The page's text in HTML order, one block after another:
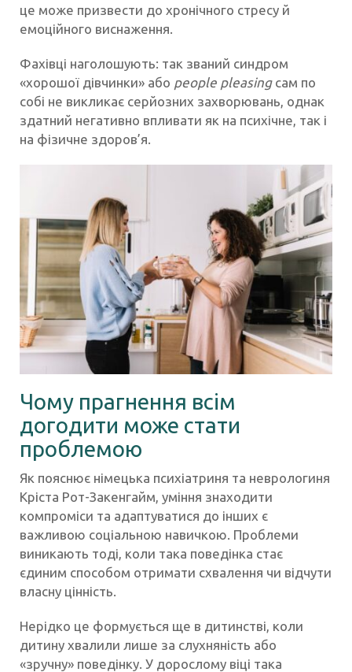
це може призвести до хронічного стресу й
емоційного виснаження.
Фахівці наголошують: так званий синдром
«хорошої дівчинки» або people pleasingсам по
собі не викликає серйозних захворювань, однак
здатний негативно впливати як на психічне, так і
на фізичне здоров’я.
Чому прагнення всім
догодити може стати
проблемою
Як пояснює німецька психіатриня та неврологиня
Кріста Рот-Закенгайм, уміння знаходити
компроміси та адаптуватися до інших є
важливою соціальною навичкою. Проблеми
виникають тоді, коли така поведінка стає
єдиним способом отримати схвалення чи відчути
власну цінність.
Нерідко це формується ще в дитинстві, коли
дитину хвалили лише за слухняність або
«зручну» поведінку. У дорослому віці така